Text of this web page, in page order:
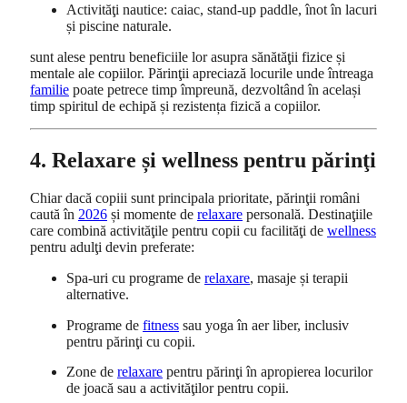
Activităţi nautice: caiac, stand-up paddle, înot în lacuri
și piscine naturale.
sunt alese pentru beneficiile lor asupra sănătăţii fizice și
mentale ale copiilor. Părinţii apreciază locurile unde întreaga
familie poate petrece timp împreună, dezvoltând în același
timp spiritul de echipă și rezistența fizică a copiilor.
4. Relaxare și wellness pentru părinţi
Chiar dacă copiii sunt principala prioritate, părinţii români
caută în 2026 și momente de relaxare personală. Destinaţiile
care combină activităţile pentru copii cu facilităţi de wellness
pentru adulţi devin preferate:
Spa-uri cu programe de relaxare, masaje și terapii
alternative.
Programe de fitness sau yoga în aer liber, inclusiv
pentru părinţi cu copii.
Zone de relaxare pentru părinţi în apropierea locurilor
de joacă sau a activităţilor pentru copii.